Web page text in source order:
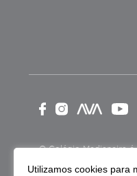
O Colégio Medianeira
Utilizamos cookies para